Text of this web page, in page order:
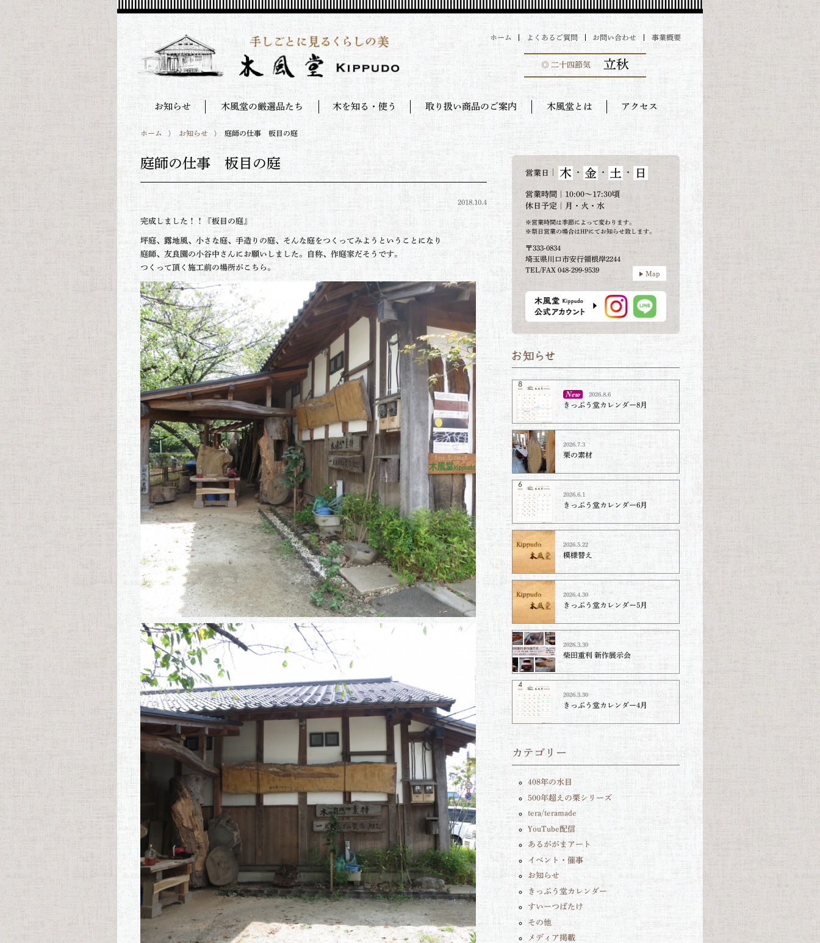
ホーム よくあるご質問 お問い合わせ 事業概要
◎ 二十四節気 立秋
お知らせ 木風堂の厳選品たち 木を知る・使う 取り扱い商品のご案内 木風堂とは アクセス
ホーム お知らせ 庭師の仕事 板目の庭
庭師の仕事 板目の庭
2018.10.4
完成しました！！『板目の庭』
坪庭、露地風、小さな庭、手造りの庭、そんな庭をつくってみようということになり
庭師、友良園の小谷中さんにお願いしました。自称、作庭家だそうです。
つくって頂く施工前の場所がこちら。
営業日 木 ・ 金 ・ 土 ・ 日
営業時間｜10:00～17:30頃
休日予定｜月・火・水
※営業時間は季節によって変わります。
※祭日営業の場合はHPにてお知らせ致します。
〒333-0834
埼玉県川口市安行領根岸2244
TEL/FAX 048-299-9539
Map
2026.8.6
きっぷう堂カレンダー8月
2026.7.3
栗の素材
2026.6.1
きっぷう堂カレンダー6月
2026.5.22
模様替え
2026.4.30
きっぷう堂カレンダー5月
2026.3.30
柴田重利 新作展示会
2026.3.30
きっぷう堂カレンダー4月
カテゴリー
408年の水目
500年超えの栗シリーズ
tera/teramade
YouTube配信
あるががまアート
イベント・催事
お知らせ
きっぷう堂カレンダー
すいーつばたけ
その他
メディア掲載